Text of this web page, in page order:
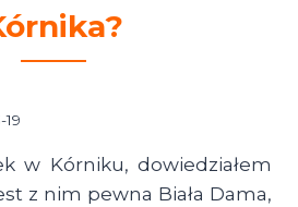
w Kórniku, dowiedziałem
z nim pewna Biała Dama,